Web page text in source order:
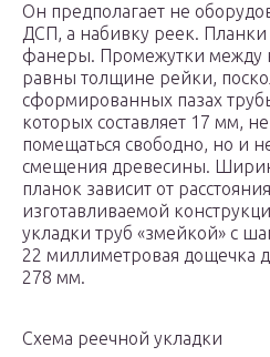
Он предполагает не
ДСП, а набивку реек.
фанеры. Промежутки между
равны толщине рейки,
сформированных пазах
которых составляет 17 мм,
помещаться свободно, но и
смещения древесины.
планок зависит от
изготавливаемой
укладки труб «змейкой» с
22 миллиметровая дощечка
278 мм.
Схема реечной укладки